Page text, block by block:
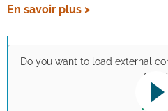
En savoir plus >
Do you want to load external
Apps
Yes
This link opens a